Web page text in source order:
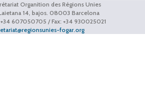
Organition des Régions Unies
14, bajos. 08003 Barcelona
+34 607050705 / Fax: +34 930025021
fogar.org